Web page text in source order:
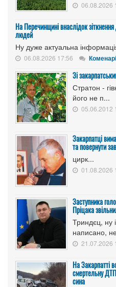
06.08.2026
На Перечинщині внаслідок
людей
Ну дуже актуальна
06.08.2026 17:56
Зі
Стратон -
його не п...
05.06.2012
Закарпатці
та повернути
цирк...
01.08.2026
Заступника
Пріцака
Триндєц, ну
написано,
21.07.2026
На Закарпатті
смертельну ДТП
сина